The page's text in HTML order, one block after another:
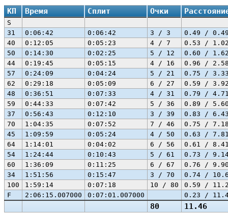
КП Время Сплит Очки
80 11.46
S
31
0:06:42 0:06:42 3 / 3
0.49 /
40
0:12:05 0:05:23 4 / 7
0.53 /
50
0:14:30 0:02:25 5 / 12
0.60 /
44
0:19:45 0:05:15 4 / 16
0.96 /
57
0:24:09 0:04:24 5 / 21
0.75 /
62
0:29:18 0:05:09 6 / 27
0.59 /
48
0:36:51 0:07:33 4 / 31
0.79 /
59
0:44:33 0:07:42 5 / 36
0.89 /
37
0:56:43 0:12:10 3 / 39
0.83 /
70
1:04:35 0:07:52 7 / 46
0.75 /
45
1:09:59 0:05:24 4 / 50
0.63 /
64
1:14:01 0:04:02 6 / 56
0.61 /
54
1:24:44 0:10:43 5 / 61
0.73 /
60
1:36:09 0:11:25 6 / 67
0.76 /
34
1:51:56 0:15:47 3 / 70
0.74 /
100
1:59:14 0:07:18 10 / 80
0.59 /
F
2:06:15.007000 0:07:01.007000 0.23 /